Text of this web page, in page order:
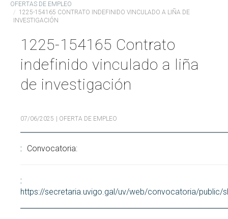
Investigación
Transferencia
Servicios
Ciencia y sociedad
Comunicación
Search
Buscar
por:
OFERTAS DE EMPLEO
1225-154165 CONTRATO INDEFINIDO VINCULADO A LIÑA DE
INVESTIGACIÓN
1225-154165 Contrato
indefinido vinculado a liña
de investigación
07/06/2025 | OFERTA DE EMPLEO
Convocatoria:
https://secretaria.uvigo.gal/uv/web/convocatoria/public/